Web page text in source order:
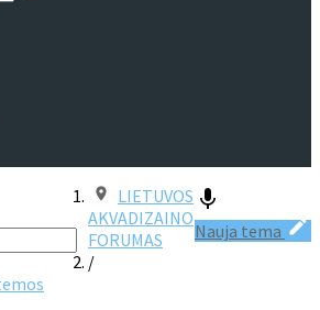
Nauja tema
LIETUVOS
AKVADIZAINO
FORUMAS
/